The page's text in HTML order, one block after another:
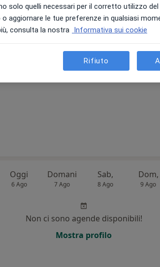
6 Ago 7 Ago 8 Ago 9 Ago
Chiedi di attivare le prenotazioni
Oggi
6 Ago
Domani
7 Ago
Sab,
8 Ago
Dom,
9 Ago
Non ci sono agende disponibili!
Mostra profilo
solo quelli necessari per il corretto utilizzo
aggiornare le tue preferenze in qualsiasi
consulta la nostra Informativa sui cookie
Rifiuto